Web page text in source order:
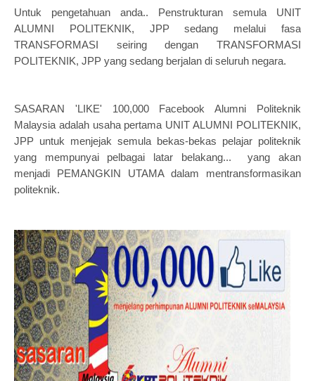
Untuk pengetahuan anda.. Penstrukturan semula UNIT
ALUMNI POLITEKNIK, JPP sedang melalui fasa
TRANSFORMASI seiring dengan TRANSFORMASI
POLITEKNIK, JPP yang sedang berjalan di seluruh negara.
SASARAN 'LIKE' 100,000 Facebook Alumni Politeknik
Malaysia adalah usaha pertama UNIT ALUMNI POLITEKNIK,
JPP untuk menjejak semula bekas-bekas pelajar politeknik
yang mempunyai pelbagai latar belakang... yang akan
menjadi PEMANGKIN UTAMA dalam mentransformasikan
politeknik.